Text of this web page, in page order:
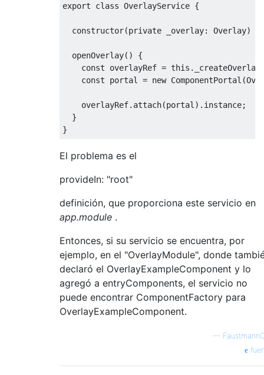
export
class OverlayService {
constructor(private _overlay: Overlay)
  openOverlay
()
{
const overlayRef = this . _createOverlay
const portal = new ComponentPortal (
    overlayRef
. attach(portal ). instance;
}
}
El problema es el
provideIn: "root"
definición, que proporciona este servicio en
app.module .
Entonces, si su servicio se encuentra, por
ejemplo, en el "OverlayModule", donde
declaró el OverlayExampleComponent y lo
agregó a entryComponents, el servicio no
puede encontrar ComponentFactory para
OverlayExampleComponent.
—